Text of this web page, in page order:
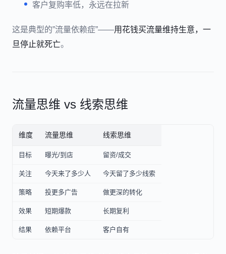
客户复购率低，永远在拉新
这是典型的”流量依赖症”——用花钱买流量维持生意，一
旦停止就死亡。
流量思维 vs 线索思维
维度 流量思维 线索思维
目标 曝光/到店 留资/成交
关注 今天来了多少人 今天留了多少线索
策略 投更多广告 做更深的转化
效果 短期爆款 长期复利
结果 依赖平台 客户自有